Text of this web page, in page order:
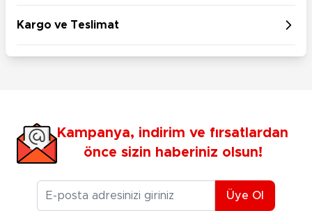
Kargo ve Teslimat
Kampanya, indirim ve fırsatlardan
önce sizin haberiniz olsun!
E-posta Adresiniz
Üye Ol